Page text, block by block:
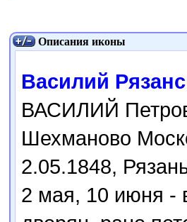
Описания иконы
Василий
ВАСИЛИЙ
Шехманово
2.05.1848,
2 мая, 10 июня -